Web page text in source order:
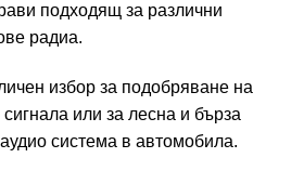
подходящ за различни
радиа.
избор за подобряване на
или за лесна и бърза
система в автомобила.